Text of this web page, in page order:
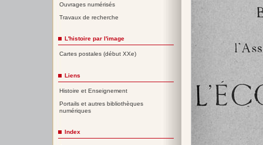
Ouvrages numérisés
Travaux de recherche
L'histoire par l'image
Cartes postales (début XXe)
Liens
Histoire et Enseignement
Portails et autres bibliothèques
numériques
Index